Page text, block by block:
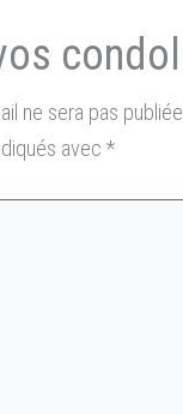
ne sera pas publiée.
avec *